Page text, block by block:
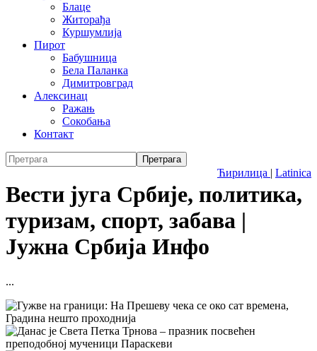
Блаце
Житорађа
Куршумлија
Пирот
Бабушница
Бела Паланка
Димитровград
Алексинац
Ражањ
Сокобања
Контакт
Ћирилица | Latinica
Вести југа Србије, политика,
туризам, спорт, забава |
Јужна Србија Инфо
...